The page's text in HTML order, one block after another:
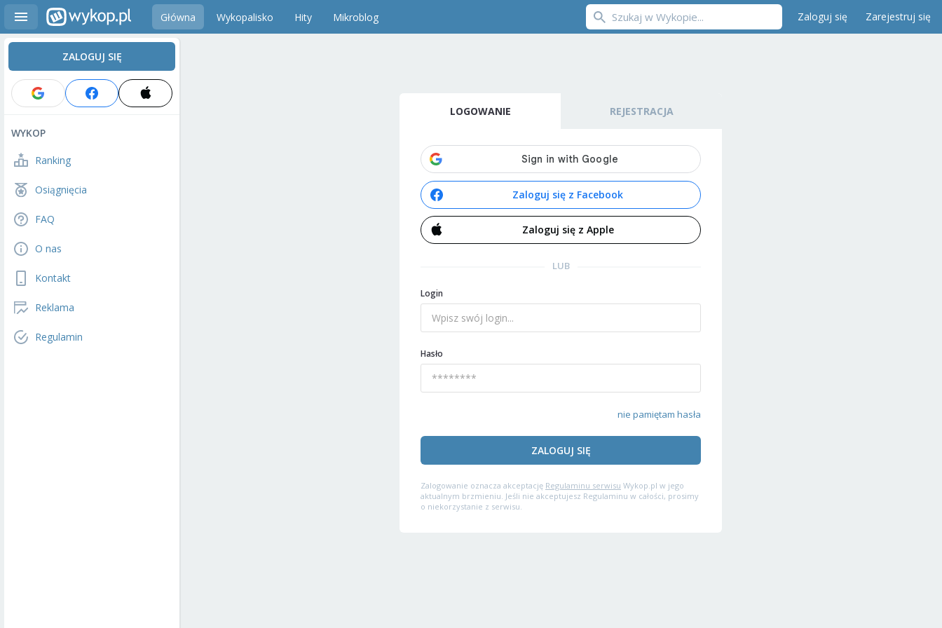
Główna Wykopalisko Hity Mikroblog Zaloguj się Zarejestruj się
ZALOGUJ SIĘ
WYKOP
Ranking
Osiągnięcia
FAQ
O nas
Kontakt
Reklama
Regulamin
LOGOWANIE REJESTRACJA
Zaloguj się z Facebook
Zaloguj się z Apple
LUB
Login
Hasło
nie pamiętam hasła
ZALOGUJ SIĘ
Zalogowanie oznacza akceptację Regulaminu serwisu Wykop.pl w jego
aktualnym brzmieniu. Jeśli nie akceptujesz Regulaminu w całości, prosimy
o niekorzystanie z serwisu.